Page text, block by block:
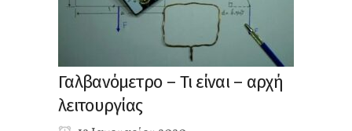
Γαλβανόμετρο – Τι είναι – αρχή
λειτουργίας